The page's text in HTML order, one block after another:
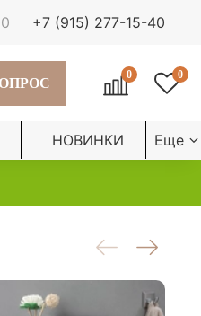
+7 (915) 277-15-40
0 0
НОВИНКИ Еще